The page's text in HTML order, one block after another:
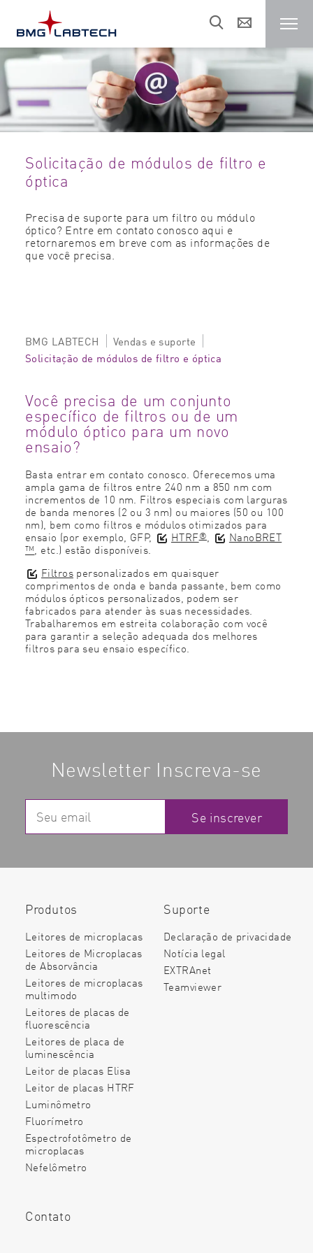
Leitor de Microplaca
Clientes
Áreas de Pesquisa
Recursos
Vendas e suporte
Solicitação de módulos de filtro e
óptica
Precisa de suporte para um filtro ou módulo
óptico? Entre em contato conosco aqui e
retornaremos em breve com as informações de
que você precisa.
BMG LABTECH
Vendas e suporte
Solicitação de módulos de filtro e óptica
Você precisa de um conjunto
específico de filtros ou de um
módulo óptico para um novo
ensaio?
Basta entrar em contato conosco. Oferecemos uma
ampla gama de filtros entre 240 nm a 850 nm com
incrementos de 10 nm. Filtros especiais com larguras
de banda menores (2 ou 3 nm) ou maiores (50 ou 100
nm), bem como filtros e módulos otimizados para
ensaio (por exemplo, GFP, HTRF®, NanoBRET
™, etc.) estão disponíveis.
Filtrospersonalizados em quaisquer
comprimentos de onda e banda passante, bem como
módulos ópticos personalizados, podem ser
fabricados para atender às suas necessidades.
Trabalharemos em estreita colaboração com você
para garantir a seleção adequada dos melhores
filtros para seu ensaio específico.
Newsletter Inscreva-se
Se inscrever
Produtos
Leitores de microplacas
Leitores de Microplacas
de Absorvância
Leitores de microplacas
multimodo
Leitores de placas de
fluorescência
Leitores de placa de
luminescência
Leitor de placas Elisa
Leitor de placas HTRF
Luminômetro
Fluorímetro
Espectrofotômetro de
microplacas
Nefelômetro
Suporte
Declaração de privacidade
Notícia legal
EXTRAnet
Teamviewer
Contato